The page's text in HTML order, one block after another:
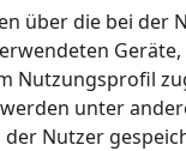
über die bei der
Geräte,
Nutzungsprofil
unter
der Nutzer